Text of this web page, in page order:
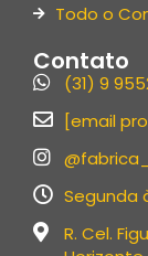
Todo o
Contato
(31) 9
[email
Segunda
R. Cel.